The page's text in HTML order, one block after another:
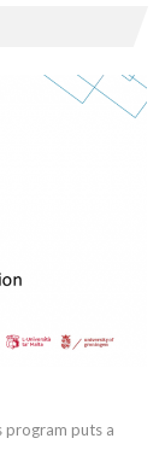
program puts a